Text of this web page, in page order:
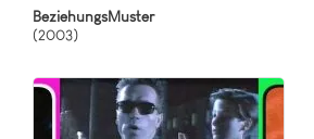
BeziehungsMuster
(2003)